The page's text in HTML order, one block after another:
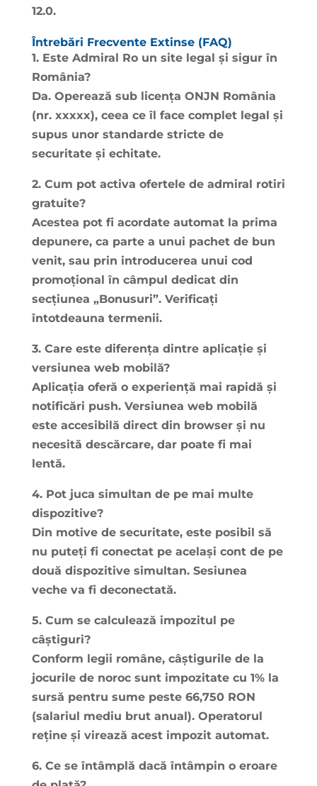
12.0.
Întrebări Frecvente Extinse (FAQ)
1. Este Admiral Ro un site legal și sigur în
România?
Da. Operează sub licența ONJN România
(nr. xxxxx), ceea ce îl face complet legal și
supus unor standarde stricte de
securitate și echitate.
2. Cum pot activa ofertele de admiral rotiri
gratuite?
Acestea pot fi acordate automat la prima
depunere, ca parte a unui pachet de bun
venit, sau prin introducerea unui cod
promoțional în câmpul dedicat din
secțiunea „Bonusuri”. Verificați
întotdeauna termenii.
3. Care este diferența dintre aplicație și
versiunea web mobilă?
Aplicația oferă o experiență mai rapidă și
notificări push. Versiunea web mobilă
este accesibilă direct din browser și nu
necesită descărcare, dar poate fi mai
lentă.
4. Pot juca simultan de pe mai multe
dispozitive?
Din motive de securitate, este posibil să
nu puteți fi conectat pe același cont de pe
două dispozitive simultan. Sesiunea
veche va fi deconectată.
5. Cum se calculează impozitul pe
câștiguri?
Conform legii române, câștigurile de la
jocurile de noroc sunt impozitate cu 1% la
sursă pentru sume peste 66,750 RON
(salariul mediu brut anual). Operatorul
reține și virează acest impozit automat.
6. Ce se întâmplă dacă întâmpin o eroare